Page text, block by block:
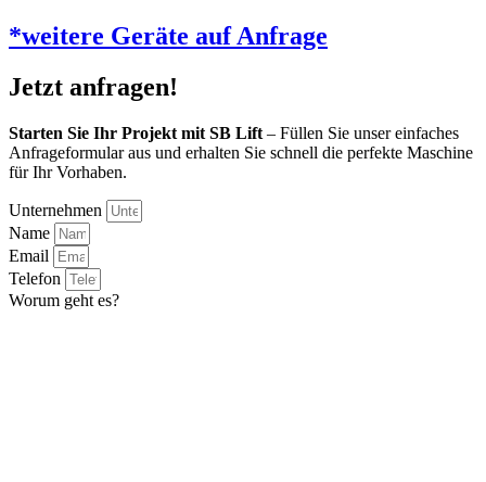
*weitere Geräte auf Anfrage
Jetzt anfragen!
Starten Sie Ihr Projekt mit SB Lift – Füllen Sie unser einfaches
Anfrageformular aus und erhalten Sie schnell die perfekte Maschine
für Ihr Vorhaben.
Unternehmen
Name
Email
Telefon
Worum geht es?